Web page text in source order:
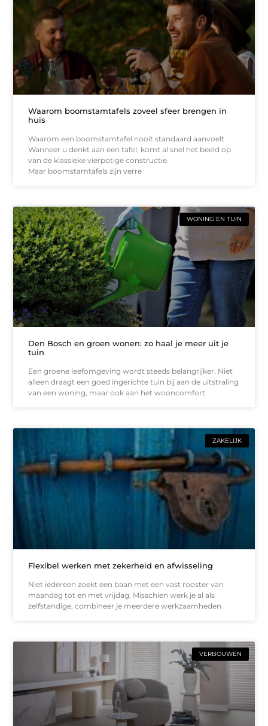
Waarom boomstamtafels zoveel sfeer brengen in
huis
Waarom een boomstamtafel nooit standaard aanvoelt
Wanneer u denkt aan een tafel, komt al snel het beeld op
van de klassieke vierpotige constructie.
Maar boomstamtafels zijn verre
WONING EN TUIN
Den Bosch en groen wonen: zo haal je meer uit je
tuin
Een groene leefomgeving wordt steeds belangrijker. Niet
alleen draagt een goed ingerichte tuin bij aan de uitstraling
van een woning, maar ook aan het wooncomfort
ZAKELIJK
Flexibel werken met zekerheid en afwisseling
Niet iedereen zoekt een baan met een vast rooster van
maandag tot en met vrijdag. Misschien werk je al als
zelfstandige, combineer je meerdere werkzaamheden
VERBOUWEN